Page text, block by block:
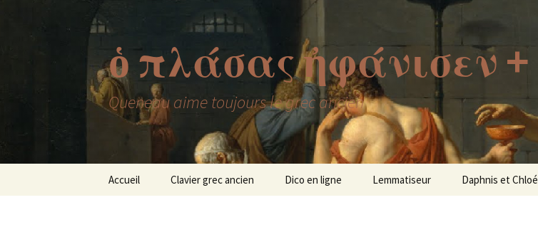
ὁ πλάσας ἠφάνισεν +
Queneau aime toujours le grec ancien
Aller
Accueil Clavier grec ancien Dico en ligne Lemmatiseur Daphnis et Chloé